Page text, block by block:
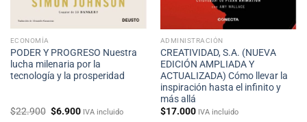
ECONOMÍA
PODER Y PROGRESO Nuestra
lucha milenaria por la
tecnología y la prosperidad
$22.900 El
$6.900ElIVA incluido
ADMINISTRACIÓN
CREATIVIDAD, S.A. (NUEVA
EDICIÓN AMPLIADA Y
ACTUALIZADA) Cómo llevar la
inspiración hasta el infinito y
más allá
$17.000 IVA incluido